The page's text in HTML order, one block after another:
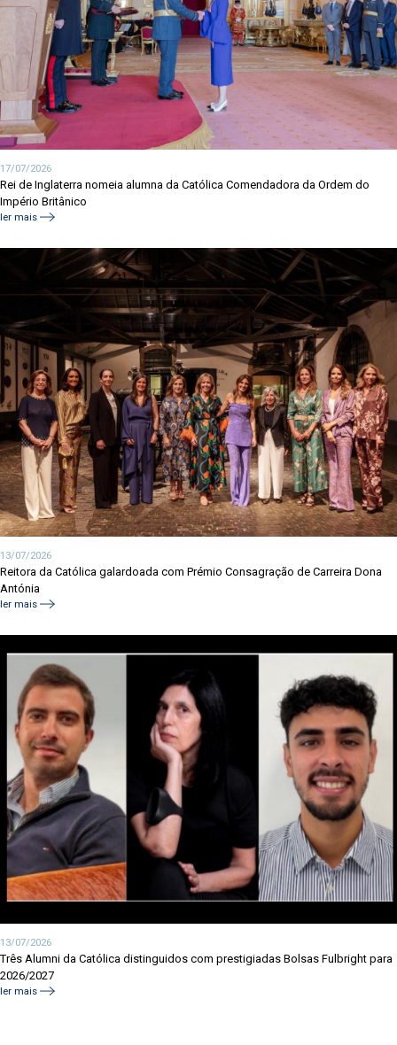
17/07/2026
Rei de Inglaterra nomeia alumna da Católica Comendadora da Ordem do
Império Britânico
ler mais
13/07/2026
Reitora da Católica galardoada com Prémio Consagração de Carreira Dona
Antónia
ler mais
13/07/2026
Três Alumni da Católica distinguidos com prestigiadas Bolsas Fulbright para
2026/2027
ler mais